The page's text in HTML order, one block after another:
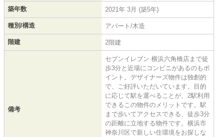
築年数 2021年 3月 (築5年)
種別/構造 アパート/木造
階建 2階建
備考
セブンイレブン 横浜六角橋店まで徒
歩3分と近場にコンビニがあるのもポ
イント。デザイナーズ物件は独創的
で、ご好評いただいています。目的
に応じて駅を選べることが、2駅利用
できるこの物件のメリットです。駅
まで歩いてアクセスできる、徒歩3分
の距離に立地する物件です。横浜市
神奈川区で新しい住環境をお探しな